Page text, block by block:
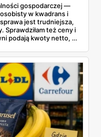
gospodarczej —
w kwadrans i
jest trudniejsza,
Sprawdziłam też ceny i
podają kwoty netto, a
ziarnista kosztuje w
w weekendowej